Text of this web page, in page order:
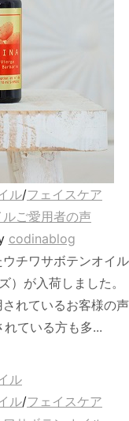
ル/フェイスケア
ご愛用者の声
codinablog
チワサボテンオイル
が入荷しました。
れているお客様の声
ている方も多...
ル/フェイスケア